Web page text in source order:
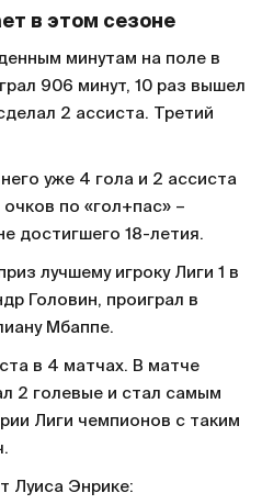
в этом сезоне
минутам на поле в
906 минут, 10 раз вышел
2 ассиста. Третий
уже 4 гола и 2 ассиста
по «гол+пас» –
достигшего 18-летия.
лучшему игроку Лиги 1 в
Головин, проиграл в
Мбаппе.
в 4 матчах. В матче
2 голевые и стал самым
Лиги чемпионов с таким
Луиса Энрике: